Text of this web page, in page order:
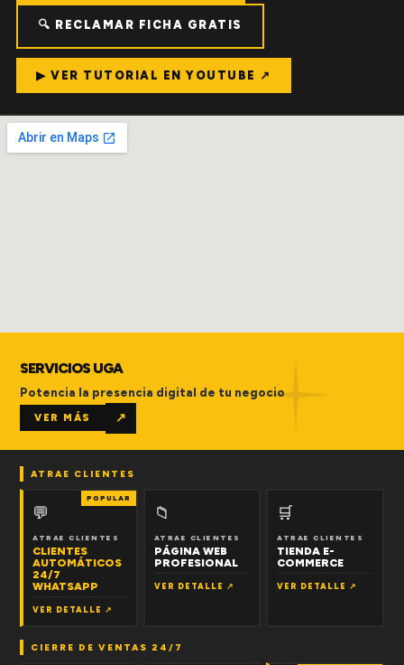
🔍 RECLAMAR FICHA GRATIS
▶ VER TUTORIAL EN YOUTUBE ↗
SERVICIOS UGA
Potencia la presencia digital de tu negocio
VER MÁS ↗
ATRAE CLIENTES
POPULAR
💬
ATRAE CLIENTES
CLIENTES
AUTOMÁTICOS
24/7
WHATSAPP
VER DETALLE ↗
📁
ATRAE CLIENTES
PÁGINA WEB
PROFESIONAL
VER DETALLE ↗
🛒
ATRAE CLIENTES
TIENDA E-
COMMERCE
VER DETALLE ↗
CIERRE DE VENTAS 24/7